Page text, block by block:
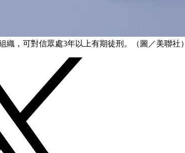
織，可對信眾處3年以上有期徒刑。（圖／美聯社）